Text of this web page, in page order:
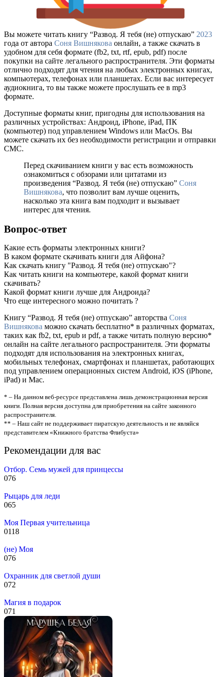
Вы можете читать книгу “Развод. Я тебя (не) отпускаю” 2023
года от автора Соня Вишнякова онлайн, а также скачать в
удобном для себя формате (fb2, txt, rtf, epub, pdf) после
покупки на сайте легального распространителя. Эти форматы
отлично подходят для чтения на любых электронных книгах,
компьютерах, телефонах или планшетах. Если вас интересует
аудиокнига, то вы также можете прослушать ее в mp3
формате.
Доступные форматы книг, пригодны для использования на
различных устройствах: Андроид, iPhone, iPad, ПК
(компьютер) под управлением Windows или MacOs. Вы
можете скачать их без необходимости регистрации и отправки
СМС.
Перед скачиванием книги у вас есть возможность
ознакомиться с обзорами или цитатами из
произведения “Развод. Я тебя (не) отпускаю” Соня
Вишнякова, что позволит вам лучше оценить,
насколько эта книга вам подходит и вызывает
интерес для чтения.
Вопрос-ответ
Какие есть форматы электронных книги?
В каком формате скачивать книги для Айфона?
Как скачать книгу "Развод. Я тебя (не) отпускаю"?
Как читать книги на компьютере, какой формат книги
скачивать?
Какой формат книги лучше для Андроида?
Что еще интересного можно почитать ?
Книгу “Развод. Я тебя (не) отпускаю” авторства Соня
Вишнякова можно скачать бесплатно* в различных форматах,
таких как fb2, txt, epub и pdf, а также читать полную версию*
онлайн на сайте легального распространителя. Эти форматы
подходят для использования на электронных книгах,
мобильных телефонах, смартфонах и планшетах, работающих
под управлением операционных систем Android, iOS (iPhone,
iPad) и Mac.
* – На данном веб-ресурсе представлена лишь демонстрационная версия
книги. Полная версия доступна для приобретения на сайте законного
распространителя.
** – Наш сайт не поддерживает пиратскую деятельность и не являйся
представителем «Книжного братства Флибуста»
Рекомендации для вас
Отбор. Семь мужей для принцессы
076
Рыцарь для леди
065
Моя Первая учительница
0118
(не) Моя
076
Охранник для светлой души
072
Магия в подарок
071